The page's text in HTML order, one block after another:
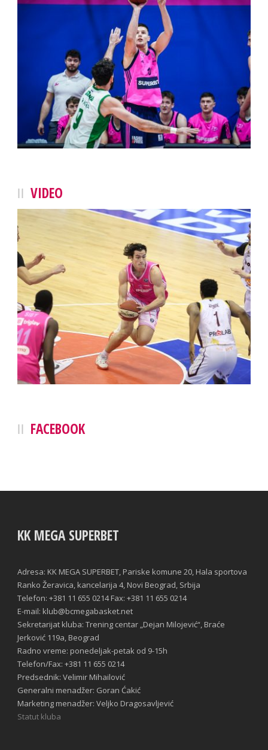
VIDEO
FACEBOOK
KK MEGA SUPERBET
Adresa: KK MEGA SUPERBET, Pariske komune 20, Hala sportova
Ranko Žeravica, kancelarija 4, Novi Beograd, Srbija
Telefon: +381 11 655 0214 Fax: +381 11 655 0214
E-mail: klub@bcmegabasket.net
Sekretarijat kluba: Trening centar „Dejan Milojević“, Braće
Jerković 119a, Beograd
Radno vreme: ponedeljak-petak od 9-15h
Telefon/Fax: +381 11 655 0214
Predsednik: Velimir Mihailović
Generalni menadžer: Goran Ćakić
Marketing menadžer: Veljko Dragosavljević
Statut kluba